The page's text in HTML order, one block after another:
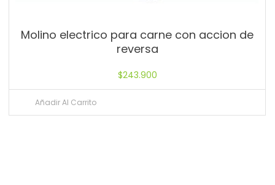
Molino electrico para carne con accion de
reversa
$243.900
Añadir Al Carrito